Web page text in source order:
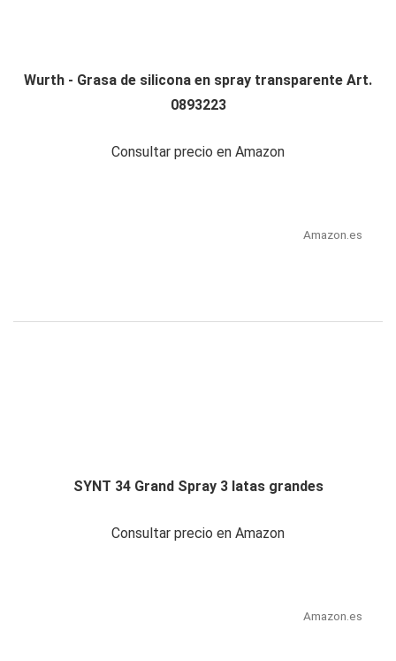
Wurth - Grasa de silicona en spray transparente Art.
0893223
Consultar precio en Amazon
Amazon.es
SYNT 34 Grand Spray 3 latas grandes
Consultar precio en Amazon
Amazon.es